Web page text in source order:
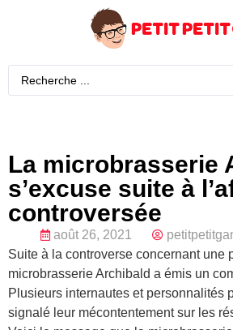
La microbrasserie
s’excuse suite à
controversée
août 26, 2021
Suite à la controverse concernant une
microbrasserie Archibald a émis un
Plusieurs internautes et personnalités
signalé leur mécontentement sur les